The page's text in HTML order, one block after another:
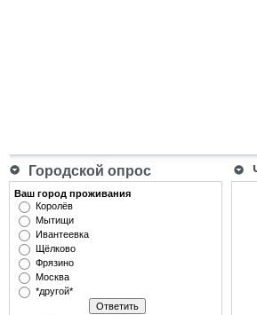
Городской опрос
Ваш город проживания
Королёв
Мытищи
Ивантеевка
Щёлково
Фрязино
Москва
*другой*